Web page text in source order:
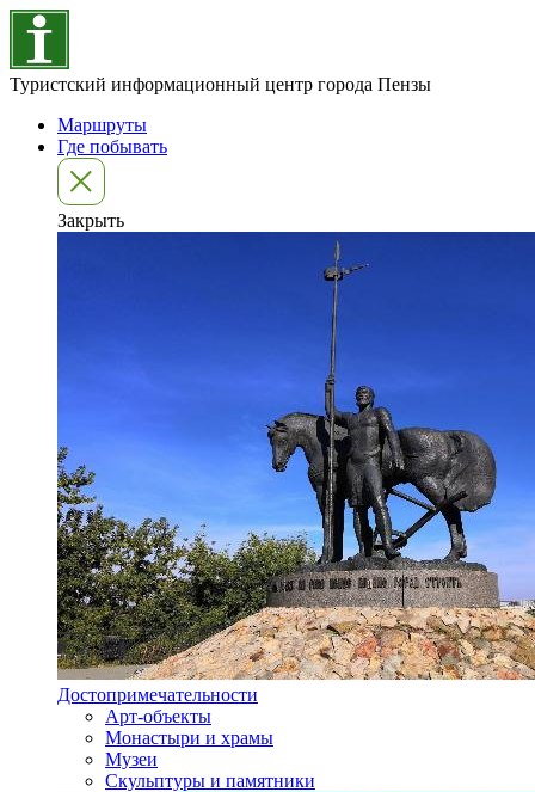
Туристский информационный центр города Пензы
Маршруты
Где побывать
Закрыть
Достопримечательности
Арт-объекты
Монастыри и храмы
Музеи
Скульптуры и памятники